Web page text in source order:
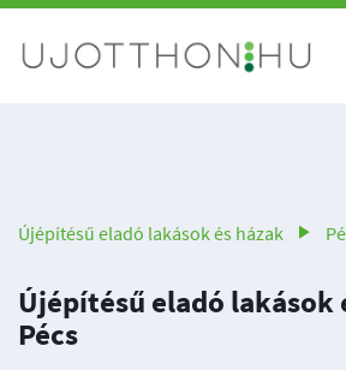
Újépítésű eladó lakások és házak
Újépítésű eladó lakások
Pécs